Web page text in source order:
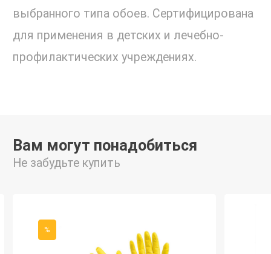
выбранного типа обоев. Сертифицирована
для применения в детских и лечебно-
профилактических учреждениях.
Вам могут понадобиться
Не забудьте купить
%